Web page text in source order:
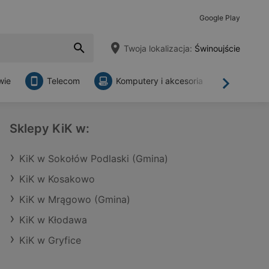
Google Play
Twoja lokalizacja: Świnoujście
Dalej
Telecom Komputery i akcesoria
Sklepy KiK w:
KiK w Sokołów Podlaski (Gmina)
KiK w Kosakowo
KiK w Mrągowo (Gmina)
KiK w Kłodawa
KiK w Gryfice